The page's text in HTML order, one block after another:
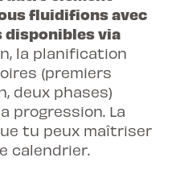
fluidifions avec
via
la planification
(premiers
, deux phases)
progression. La
tu peux maîtriser
calendrier.